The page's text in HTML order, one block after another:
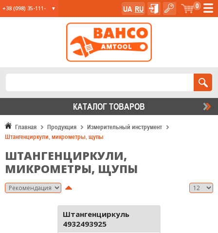
+38 (098) 35-111- 0
UA RU
Главная Продукция
Измерительный инструмент
Штангенциркули, микрометры, щупы
ШТАНГЕНЦИРКУЛИ,
МИКРОМЕТРЫ, ЩУПЫ
Штангенциркуль
4932493925
КАТАЛОГ ТОВАРОВ